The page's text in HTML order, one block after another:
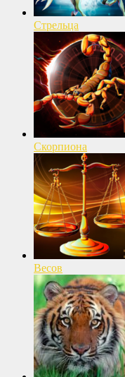
Стрельца
Скорпиона
Весов